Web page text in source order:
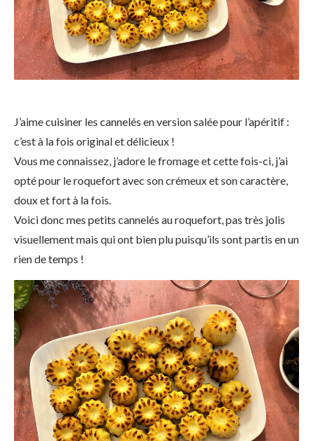
J’aime cuisiner les cannelés en version salée pour l’apéritif :
c’est à la fois original et délicieux !
Vous me connaissez, j’adore le fromage et cette fois-ci, j’ai
opté pour le roquefort avec son crémeux et son caractère,
doux et fort à la fois.
Voici donc mes petits cannelés au roquefort, pas très jolis
visuellement mais qui ont bien plu puisqu’ils sont partis en un
rien de temps !